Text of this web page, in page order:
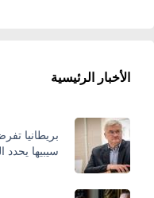
الأخبار الرئيسية
بريطانيا
سيبيها يحدد